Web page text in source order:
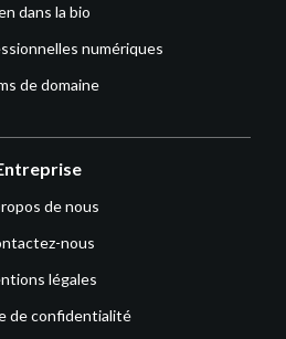
dans la bio
numériques
de domaine
de nous
nous
légales
de confidentialité